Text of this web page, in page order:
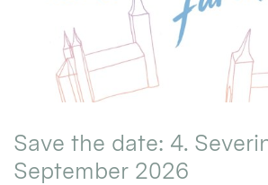
Save the date: 4.
September 2026